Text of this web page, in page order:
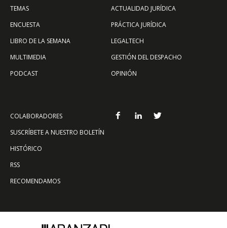
TEMAS
ENCUESTA
LIBRO DE LA SEMANA
MULTIMEDIA
PODCAST
ACTUALIDAD JURÍDICA
PRÁCTICA JURÍDICA
LEGALTECH
GESTIÓN DEL DESPACHO
OPINIÓN
COLABORADORES
SUSCRÍBETE A NUESTRO BOLETÍN
HISTÓRICO
RSS
RECOMENDAMOS